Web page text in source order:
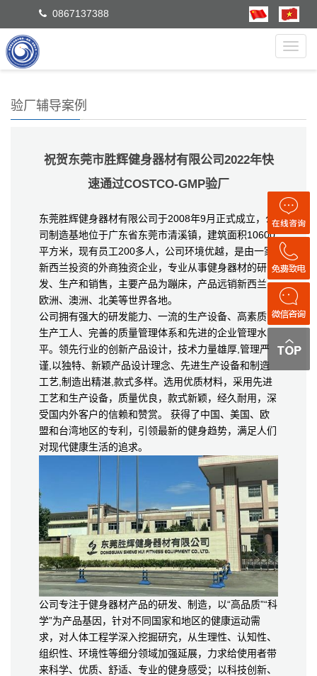
0867137388
验厂辅导案例
祝贺东莞市胜辉健身器材有限公司2022年快
速通过COSTCO-GMP验厂
东莞胜辉健身器材有限公司于2008年9月正式成立，公
司制造基地位于广东省东莞市清溪镇，建筑面积10600
平方米，现有员工200多人，公司环境优越，是由一家
新西兰投资的外商独资企业，专业从事健身器材的研
发、生产和销售，主要产品为蹦床，产品远销新西兰、
欧洲、澳洲、北美等世界各地。
公司拥有强大的研发能力、一流的生产设备、高素质的
生产工人、完善的质量管理体系和先进的企业管理水
平。领先行业的创新产品设计，技术力量雄厚,管理严
谨,以独特、新颖产品设计理念、先进生产设备和制造
工艺,制造出精湛,款式多样。选用优质材料，采用先进
工艺和生产设备，质量优良，款式新颖，经久耐用，深
受国内外客户的信赖和赞赏。 获得了中国、美国、欧
盟和台湾地区的专利，引领最新的健身趋势，满足人们
对现代健康生活的追求。
公司专注于健身器材产品的研发、制造，以“高品质”“科
学”为产品基因，针对不同国家和地区的健康运动需
求，对人体工程学深入挖掘研究，从生理性、认知性、
组织性、环境性等细分领域加强延展，力求给使用者带
来科学、优质、舒适、专业的健身感受；以科技创新、